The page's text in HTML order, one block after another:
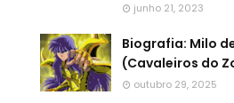
junho 21, 2023
Biografia: Milo
(Cavaleiros do
outubro 29, 2025